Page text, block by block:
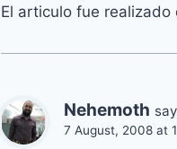
El articulo fue realizado
Nehemoth
7 August, 2008 at